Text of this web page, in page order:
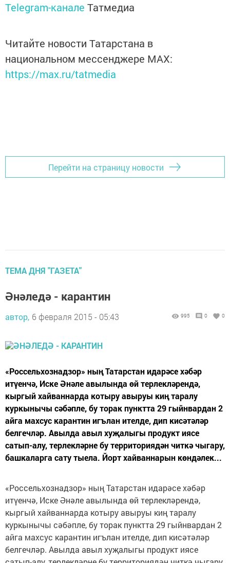
Telegram-канале Татмедиа
Читайте новости Татарстана в
национальном мессенджере MАХ:
https://max.ru/tatmedia
Перейти на страницу новости
ТЕМА ДНЯ "ГАЗЕТА"
Әнәледә - карантин
автор, 6 февраля 2015 - 05:43 995 0 0
«Россельхознадзор» ның Татарстан идарәсе хәбәр
итүенчә, Иске Әнәле авылында өй терлекләрендә,
кыргый хайваннарда котыру авыруы киң таралу
куркынычы сәбәпле, бу торак пунктта 29 гыйнвардан 2
айга махсус карантин игълан ителде, дип кисәтәләр
белгечләр. Авылда авыл хуҗалыгы продукт иясе
сатып-алу, терлекләрне бу территориядән читкә чыгару,
башкаларга сату тыела. Йорт хайваннарын көндәлек...
«Россельхознадзор» ның Татарстан идарәсе хәбәр
итүенчә, Иске Әнәле авылында өй терлекләрендә,
кыргый хайваннарда котыру авыруы киң таралу
куркынычы сәбәпле, бу торак пунктта 29 гыйнвардан 2
айга махсус карантин игълан ителде, дип кисәтәләр
белгечләр. Авылда авыл хуҗалыгы продукт иясе